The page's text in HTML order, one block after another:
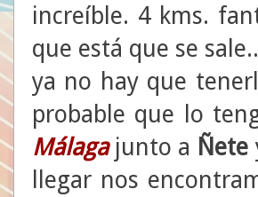
increíble. 4 kms.
que está que se
ya no hay que
probable que lo
Málagajunto a Ñete
llegar nos